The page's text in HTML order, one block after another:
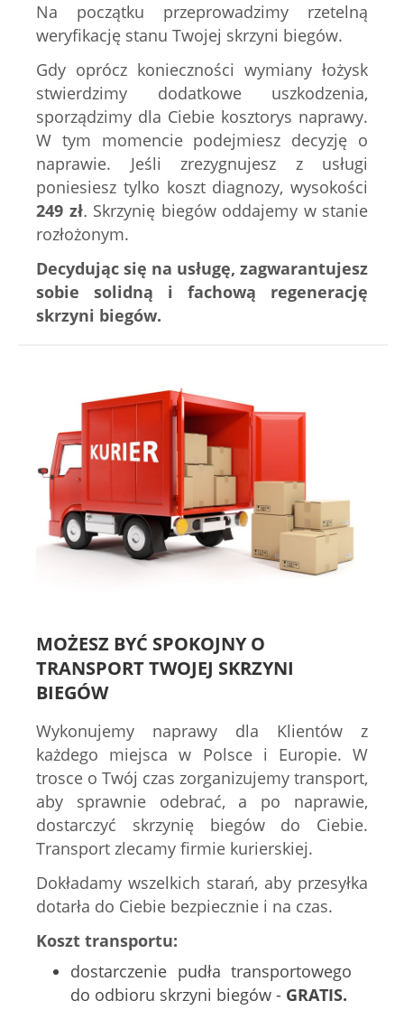
Na początku przeprowadzimy rzetelną
weryfikację stanu Twojej skrzyni biegów.
Gdy oprócz konieczności wymiany łożysk
stwierdzimy dodatkowe uszkodzenia,
sporządzimy dla Ciebie kosztorys naprawy.
W tym momencie podejmiesz decyzję o
naprawie. Jeśli zrezygnujesz z usługi
poniesiesz tylko koszt diagnozy, wysokości
249 zł. Skrzynię biegów oddajemy w stanie
rozłożonym.
Decydując się na usługę, zagwarantujesz
sobie solidną i fachową regenerację
skrzyni biegów.
MOŻESZ BYĆ SPOKOJNY O
TRANSPORT TWOJEJ SKRZYNI
BIEGÓW
Wykonujemy naprawy dla Klientów z
każdego miejsca w Polsce i Europie. W
trosce o Twój czas zorganizujemy transport,
aby sprawnie odebrać, a po naprawie,
dostarczyć skrzynię biegów do Ciebie.
Transport zlecamy firmie kurierskiej.
Dokładamy wszelkich starań, aby przesyłka
dotarła do Ciebie bezpiecznie i na czas.
Koszt transportu:
dostarczenie pudła transportowego
do odbioru skrzyni biegów - GRATIS.